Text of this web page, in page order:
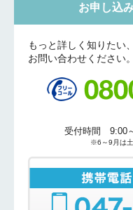
お申し込
もっと詳しく知りたい
お問い合わせください。
受付時間 9:00
※6～9月は
お名前
電話番号
メールアドレス
お問合せ内容
(ご選択ください)